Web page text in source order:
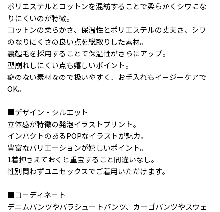
ポリエステルとコットンを混紡することで柔らかくシワにな
りにくいのが特徴。
コットンの柔らかさ、保温性とポリエステルの丈夫さ、シワ
のなりにくさの良い点を総取りした素材。
裏起毛を採用することで保温性がさらにアップ。
型崩れしにくい点も嬉しいポイント。
癖のない素材なので扱いやすく、お手入れもイージーケアで
OK。
■デザイン・シルエット
立体感が特徴の発泡イラストプリント。
インパクトのあるPOPなイラストが魅力。
豊富なバリエーションが嬉しいポイント。
1着押さえておくと重宝すること間違いなし。
性別問わずユニセックスでご着用いただけます。
■コーディネート
デニムパンツやパラシュートパンツ、カーゴパンツやスウェ